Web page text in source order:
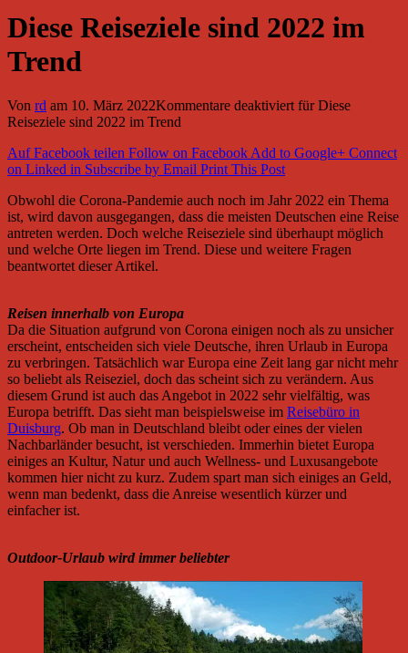
Diese Reiseziele sind 2022 im
Trend
Von rd am 10. März 2022Kommentare deaktiviertfür Diese
Reiseziele sind 2022 im Trend
Auf Facebook teilen Follow on FacebookAdd to Google+ Connect
on Linked in Subscribe by Email Print This Post
Obwohl die Corona-Pandemie auch noch im Jahr 2022 ein Thema
ist, wird davon ausgegangen, dass die meisten Deutschen eine Reise
antreten werden. Doch welche Reiseziele sind überhaupt möglich
und welche Orte liegen im Trend. Diese und weitere Fragen
beantwortet dieser Artikel.
Reisen innerhalb von Europa
Da die Situation aufgrund von Corona einigen noch als zu unsicher
erscheint, entscheiden sich viele Deutsche, ihren Urlaub in Europa
zu verbringen. Tatsächlich war Europa eine Zeit lang gar nicht mehr
so beliebt als Reiseziel, doch das scheint sich zu verändern. Aus
diesem Grund ist auch das Angebot in 2022 sehr vielfältig, was
Europa betrifft. Das sieht man beispielsweise im Reisebüro in
Duisburg. Ob man in Deutschland bleibt oder eines der vielen
Nachbarländer besucht, ist verschieden. Immerhin bietet Europa
einiges an Kultur, Natur und auch Wellness- und Luxusangebote
kommen hier nicht zu kurz. Zudem spart man sich einiges an Geld,
wenn man bedenkt, dass die Anreise wesentlich kürzer und
einfacher ist.
Outdoor-Urlaub wird immer beliebter